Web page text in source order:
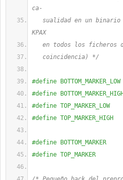
ca-
sualidad en un binario
KPAX
en todos los ficheros
coincidencia) */
#define
#define
#define TOP_MARKER_LOW
#define TOP_MARKER_HIGH
#define BOTTOM_MARKER
#define TOP_MARKER